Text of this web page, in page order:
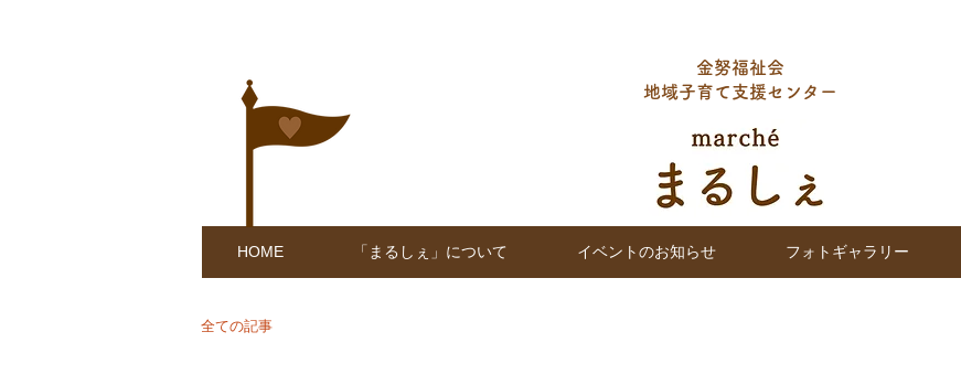
HOME 「まるしぇ」について イベントのお知らせ フォトギャラリー
金努福祉会
地域子育て支援センター
全ての記事